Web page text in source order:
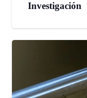
Investigación